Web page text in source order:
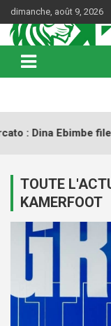
Skip
to
content
dimanche, août 9, 2026
Web Magazine du
à Schalke 04 pour
TOUTE
KAMERFOOT